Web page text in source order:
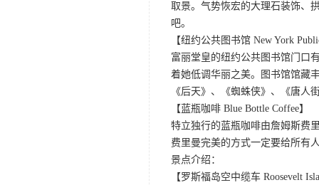
取景。气势恢宏的大理石装饰、
吧。
【纽约公共图书馆 New York
富丽堂皇的纽约公共图书馆门口
着她低调华丽之美。图书馆馆藏
《后天》、《蜘蛛侠》、《唐人
【蓝瓶咖啡 Blue Bottle Coffee】
特立独行的蓝瓶咖啡由詹姆斯费
费里曼完美的方式一定要给所有
景点介绍：
【罗斯福岛空中缆车 Roosevelt